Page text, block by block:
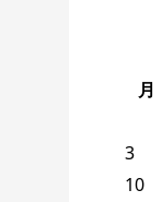
月
3
10